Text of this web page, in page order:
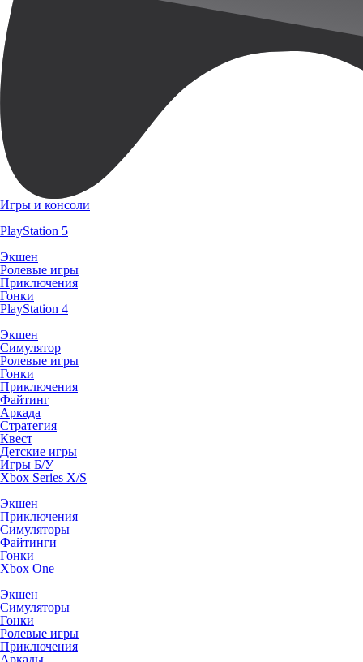
Игры и консоли
PlayStation 5
Экшен
Ролевые игры
Приключения
Гонки
PlayStation 4
Экшен
Симулятор
Ролевые игры
Гонки
Приключения
Файтинг
Аркада
Стратегия
Квест
Детские игры
Игры Б/У
Xbox Series X/S
Экшен
Приключения
Симуляторы
Файтинги
Гонки
Xbox One
Экшен
Симуляторы
Гонки
Ролевые игры
Приключения
Аркады